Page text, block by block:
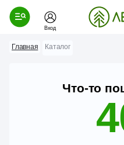
Вход
Главная Каталог
Что-то